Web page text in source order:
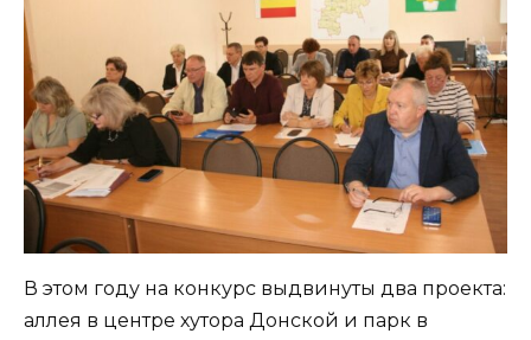
В этом году на конкурс выдвинуты два проекта:
аллея в центре хутора Донской и парк в